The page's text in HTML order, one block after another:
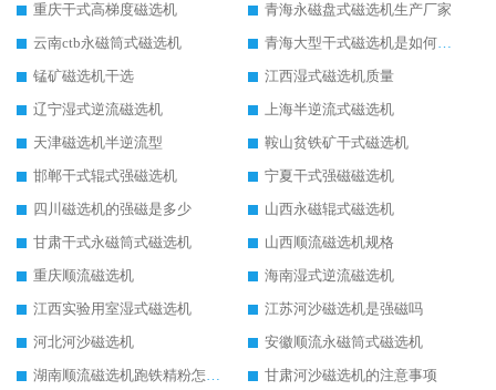
重庆干式高梯度磁选机
青海永磁盘式磁选机生产厂家
云南ctb永磁筒式磁选机
青海大型干式磁选机是如何选矿的
锰矿磁选机干选
江西湿式磁选机质量
辽宁湿式逆流磁选机
上海半逆流式磁选机
天津磁选机半逆流型
鞍山贫铁矿干式磁选机
邯郸干式辊式强磁选机
宁夏干式强磁磁选机
四川磁选机的强磁是多少
山西永磁辊式磁选机
甘肃干式永磁筒式磁选机
山西顺流磁选机规格
重庆顺流磁选机
海南湿式逆流磁选机
江西实验用室湿式磁选机
江苏河沙磁选机是强磁吗
河北河沙磁选机
安徽顺流永磁筒式磁选机
湖南顺流磁选机跑铁精粉怎么处理
甘肃河沙磁选机的注意事项